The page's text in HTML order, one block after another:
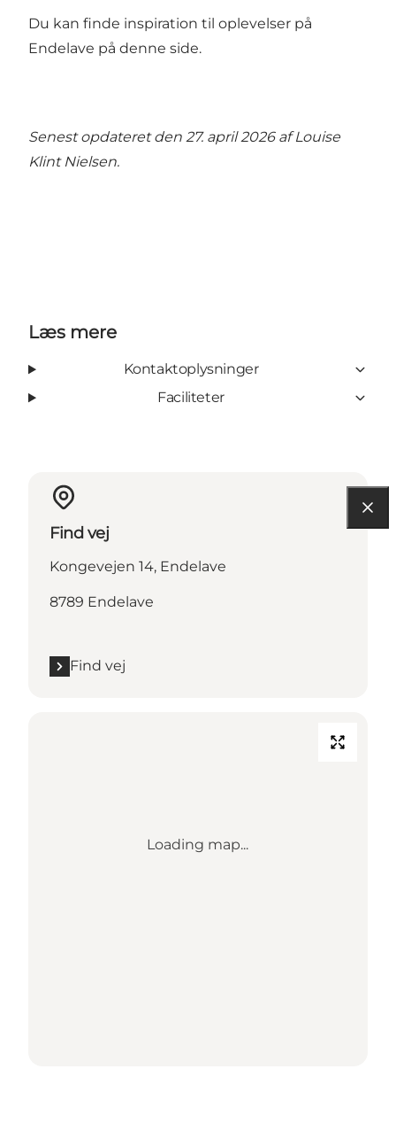
Du kan finde inspiration til oplevelser på
Endelave på denne side.
Senest opdateret den 27. april 2026 afLouise
Klint Nielsen.
Læs mere
Kontaktoplysninger
Faciliteter
Find vej
Kongevejen 14, Endelave
8789 Endelave
Find vej
Loading map...